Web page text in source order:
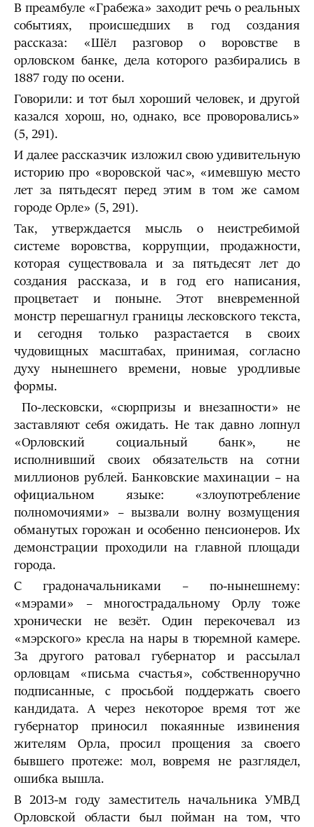
В преамбуле «Грабежа» заходит речь о реальных
событиях, происшедших в год создания
рассказа: «Шёл разговор о воровстве в
орловском банке, дела которого разбирались в
1887 году по осени.
Говорили: и тот был хороший человек, и другой
казался хорош, но, однако, все проворовались»
(5, 291).
И далее рассказчик изложил свою удивительную
историю про «воровской час», «имевшую место
лет за пятьдесят перед этим в том же самом
городе Орле» (5, 291).
Так, утверждается мысль о неистребимой
системе воровства, коррупции, продажности,
которая существовала и за пятьдесят лет до
создания рассказа, и в год его написания,
процветает и поныне. Этот вневременной
монстр перешагнул границы лесковского текста,
и сегодня только разрастается в своих
чудовищных масштабах, принимая, согласно
духу нынешнего времени, новые уродливые
формы.
По-лесковски, «сюрпризы и внезапности» не
заставляют себя ожидать. Не так давно лопнул
«Орловский социальный банк», не
исполнивший своих обязательств на сотни
миллионов рублей. Банковские махинации – на
официальном языке: «злоупотребление
полномочиями» – вызвали волну возмущения
обманутых горожан и особенно пенсионеров. Их
демонстрации проходили на главной площади
города.
С градоначальниками – по-нынешнему:
«мэрами» – многострадальному Орлу тоже
хронически не везёт. Один перекочевал из
«мэрского» кресла на нары в тюремной камере.
За другого ратовал губернатор и рассылал
орловцам «письма счастья», собственноручно
подписанные, с просьбой поддержать своего
кандидата. А через некоторое время тот же
губернатор приносил покаянные извинения
жителям Орла, просил прощения за своего
бывшего протеже: мол, вовремя не разглядел,
ошибка вышла.
В 2013-м году заместитель начальника УМВД
Орловской области был пойман на том, что